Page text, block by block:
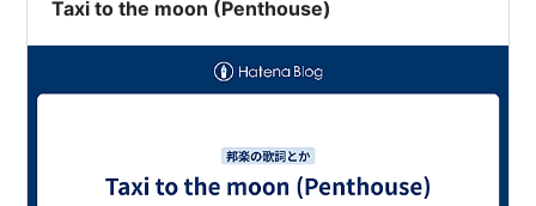
Taxi to the moon (Penthouse)